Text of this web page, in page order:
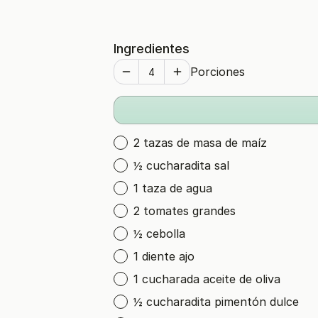
Ingredientes
Porciones
2 tazas de masa de maíz
½ cucharadita sal
1 taza de agua
2 tomates grandes
½ cebolla
1 diente ajo
1 cucharada aceite de oliva
½ cucharadita pimentón dulce